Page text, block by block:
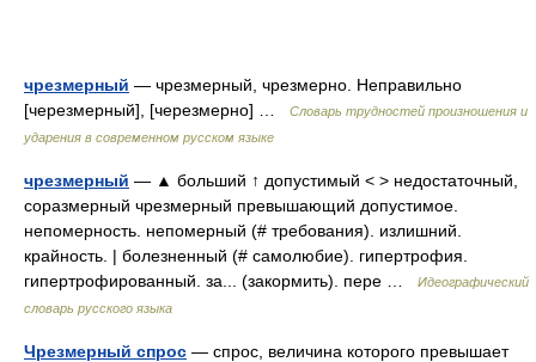
чрезмерный — чрезмерный, чрезмерно. Неправильно
[черезмерный], [черезмерно] …
Словарь трудностей произношения и
ударения в современном русском языке
чрезмерный — ▲ больший ↑ допустимый < > недостаточный,
соразмерный чрезмерный превышающий допустимое.
непомерность. непомерный (# требования). излишний.
крайность. | болезненный (# самолюбие). гипертрофия.
гипертрофированный. за... (закормить). пере …
Идеографический
словарь русского языка
Чрезмерный спрос — спрос, величина которого превышает